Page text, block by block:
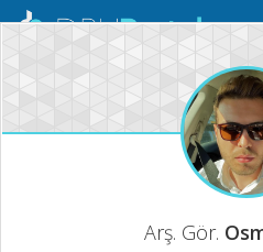
Arş. Gör.